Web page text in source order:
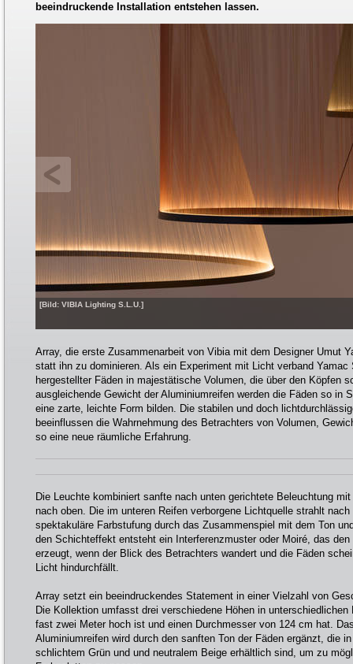
beeindruckende Installation entstehen lassen.
[Bild: VIBIA Lighting S.L.U.]
Array, die erste Zusammenarbeit von Vibia mit dem Designer Umut
statt ihn zu dominieren. Als ein Experiment mit Licht verband
hergestellter Fäden in majestätische Volumen, die über den Köpfen
ausgleichende Gewicht der Aluminiumreifen werden die Fäden so in
eine zarte, leichte Form bilden. Die stabilen und doch
beeinflussen die Wahrnehmung des Betrachters von Volumen,
so eine neue räumliche Erfahrung.
Die Leuchte kombiniert sanfte nach unten gerichtete Beleuchtung
nach oben. Die im unteren Reifen verborgene Lichtquelle strahlt
spektakuläre Farbstufung durch das Zusammenspiel mit dem Ton
den Schichteffekt entsteht ein Interferenzmuster oder Moiré, das
erzeugt, wenn der Blick des Betrachters wandert und die Fäden
Licht hindurchfällt.
Array setzt ein beeindruckendes Statement in einer Vielzahl von
Die Kollektion umfasst drei verschiedene Höhen in
fast zwei Meter hoch ist und einen Durchmesser von 124 cm hat.
Aluminiumreifen wird durch den sanften Ton der Fäden ergänzt, die
schlichtem Grün und und neutralem Beige erhältlich sind, um zu